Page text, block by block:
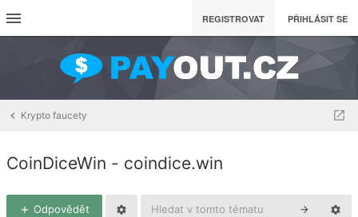
REGISTROVAT PŘIHLÁSIT SE
Krypto faucety
CoinDiceWin - coindice.win
Odpovědět